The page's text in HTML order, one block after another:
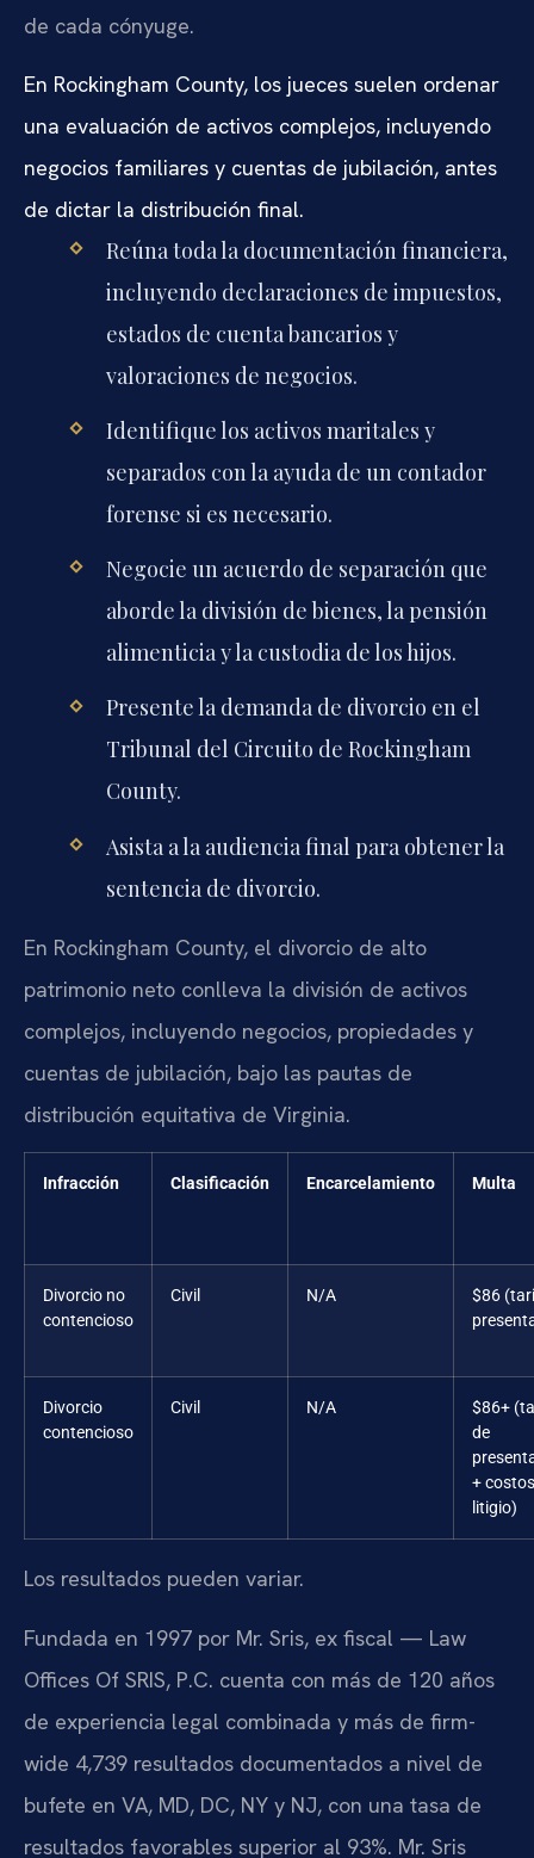
de cada cónyuge.
En Rockingham County, los jueces suelen ordenar
una evaluación de activos complejos, incluyendo
negocios familiares y cuentas de jubilación, antes
de dictar la distribución final.
Reúna toda la documentación financiera,
incluyendo declaraciones de impuestos,
estados de cuenta bancarios y
valoraciones de negocios.
Identifique los activos maritales y
separados con la ayuda de un contador
forense si es necesario.
Negocie un acuerdo de separación que
aborde la división de bienes, la pensión
alimenticia y la custodia de los hijos.
Presente la demanda de divorcio en el
Tribunal del Circuito de Rockingham
County.
Asista a la audiencia final para obtener la
sentencia de divorcio.
En Rockingham County, el divorcio de alto
patrimonio neto conlleva la división de activos
complejos, incluyendo negocios, propiedades y
cuentas de jubilación, bajo las pautas de
distribución equitativa de Virginia.
Infracción Clasificación Encarcelamiento Multa
Divorcio no
contencioso
Civil N/A
$86
Divorcio
contencioso
Civil N/A
$86+
de
+
litigio)
Los resultados pueden variar.
Fundada en 1997 por Mr. Sris, ex fiscal — Law
Offices Of SRIS, P.C. cuenta con más de 120 años
de experiencia legal combinada y más de firm-
wide 4,739 resultados documentados a nivel de
bufete en VA, MD, DC, NY y NJ, con una tasa de
resultados favorables superior al 93%. Mr. Sris